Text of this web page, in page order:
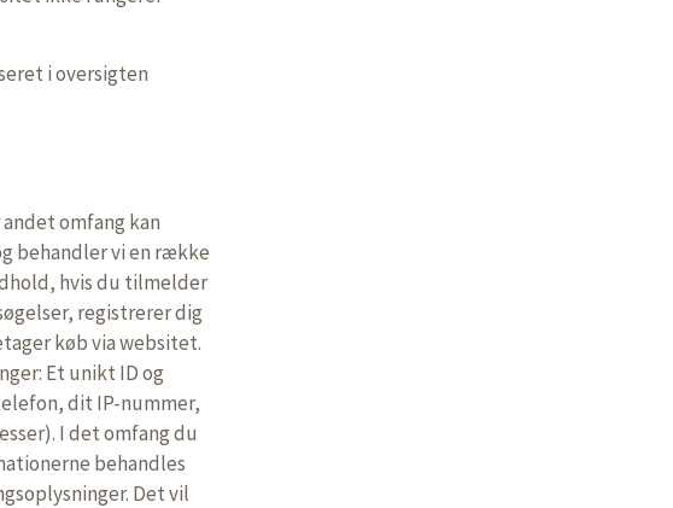
i oversigten
omfang kan
behandler vi en række
hvis du tilmelder
registrerer dig
køb via websitet.
Et unikt ID og
dit IP-nummer,
I det omfang du
behandles
Det vil